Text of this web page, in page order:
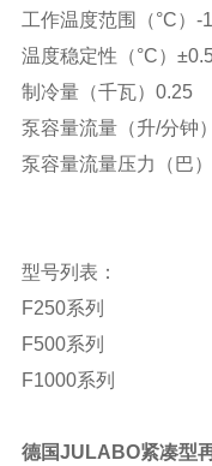
工作温度范围（°C）-
温度稳定性（°C）
制冷量（千瓦）0.25
泵容量流量（升/分钟
泵容量流量压力（巴
型号列表：
F250系列
F500系列
F1000系列
德国JULABO紧凑型